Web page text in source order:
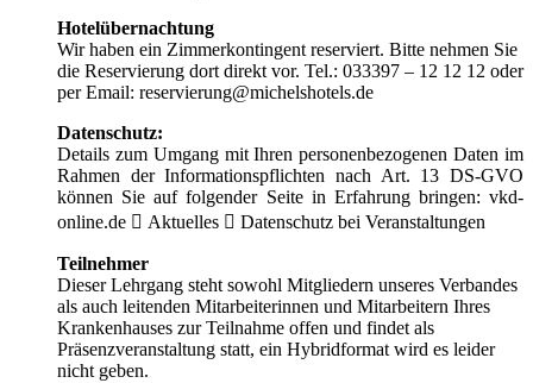
Hotelübernachtung
Wir haben ein Zimmerkontingent reserviert. Bitte nehmen Sie
die Reservierung dort direkt vor. Tel.: 033397 – 12 12 12 oder
per Email: reservierung@michelshotels.de
Datenschutz:
Details zum Umgang mit Ihren personenbezogenen Daten im
Rahmen der Informationspflichten nach Art. 13 DS-GVO
können Sie auf folgender Seite in Erfahrung bringen: vkd-
online.de  Aktuelles  Datenschutz bei Veranstaltungen
Teilnehmer
Dieser Lehrgang steht sowohl Mitgliedern unseres Verbandes
als auch leitenden Mitarbeiterinnen und Mitarbeitern Ihres
Krankenhauses zur Teilnahme offen und findet als
Präsenzveranstaltung statt, ein Hybridformat wird es leider
nicht geben.